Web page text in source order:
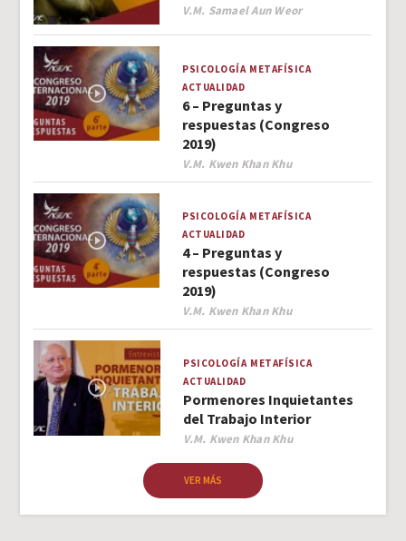
Author
V.M. Samael Aun Weor
PSICOLOGÍA METAFÍSICA
ACTUALIDAD
6 – Preguntas y
respuestas (Congreso
2019)
Author
V.M. Kwen Khan Khu
PSICOLOGÍA METAFÍSICA
ACTUALIDAD
4 – Preguntas y
respuestas (Congreso
2019)
Author
V.M. Kwen Khan Khu
PSICOLOGÍA METAFÍSICA
ACTUALIDAD
Pormenores Inquietantes
del Trabajo Interior
Author
V.M. Kwen Khan Khu
VER MÁS